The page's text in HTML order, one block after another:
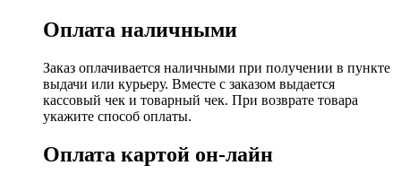
Оплата наличными
Заказ оплачивается наличными при получении в пункте
выдачи или курьеру. Вместе с заказом выдается
кассовый чек и товарный чек. При возврате товара
укажите способ оплаты.
Оплата картой он-лайн